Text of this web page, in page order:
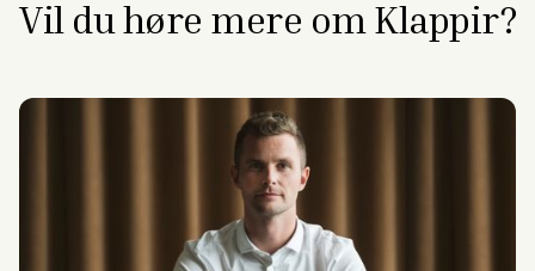
Vil du høre mere om Klappir?